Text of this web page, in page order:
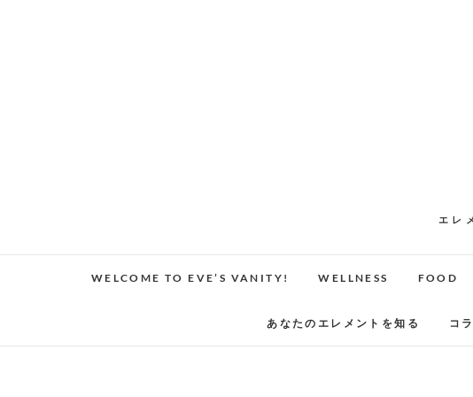
エレ
WELCOME TO EVE’S VANITY! WELLNESS FOOD
あなたのエレメントを知る コ